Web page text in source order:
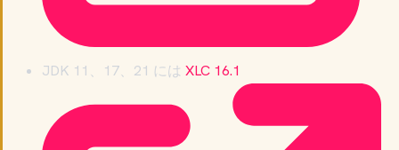
JDK 11、17、21 には XLC 16.1